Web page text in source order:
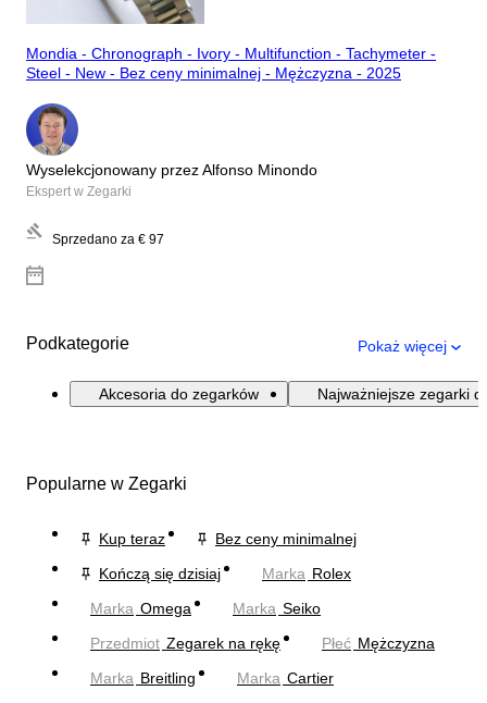
Mondia - Chronograph - Ivory - Multifunction - Tachymeter -
Steel - New - Bez ceny minimalnej - Mężczyzna - 2025
Wyselekcjonowany przez Alfonso Minondo
Ekspert w Zegarki
Sprzedano za € 97
Podkategorie Pokaż więcej
Akcesoria do zegarków Najważniejsze zegarki
Popularne w Zegarki
Kup teraz
Bez ceny minimalnej
Kończą się dzisiaj
Marka Rolex
Marka Omega Marka Seiko
Przedmiot Zegarek na rękę Płeć Mężczyzna
Marka Breitling Marka Cartier